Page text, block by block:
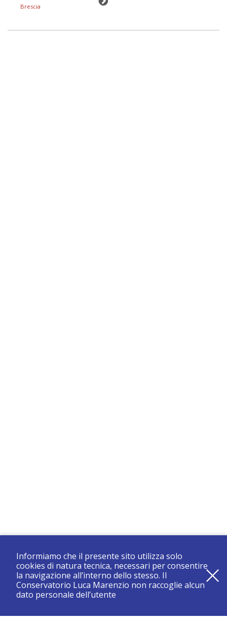
Brescia
registrati e resta aggiornato su tutte le novità
Informiamo che il presente sito utilizza solo
cookies di natura tecnica, necessari per consentire
la navigazione all’interno dello stesso. Il
Conservatorio Luca Marenzio non raccoglie alcun
dato personale dell’utente